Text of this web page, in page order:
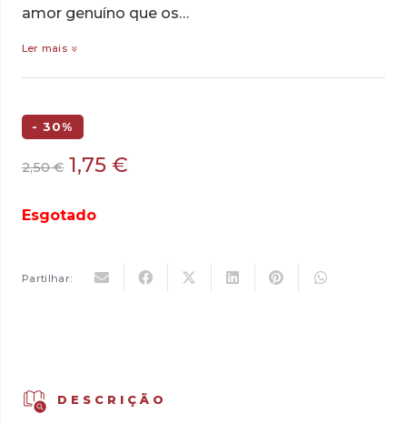
amor genuíno que os…
Ler mais
- 30%
2,50€ O
original
1,75 €
Esgotado
Partilhar:
DESCRIÇÃO